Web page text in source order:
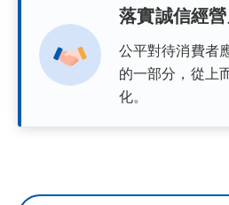
落實誠信經營
公平對待消費者
的一部分，從上
化。